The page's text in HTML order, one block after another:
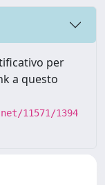
per
a questo
11571/1394